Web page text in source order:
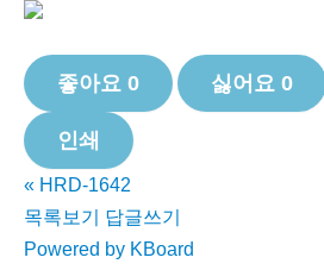
좋아요 0 싫어요 0
인쇄
« HRD-1642
목록보기
답글쓰기
Powered by KBoard